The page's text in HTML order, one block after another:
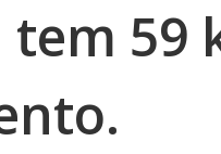
tem 59